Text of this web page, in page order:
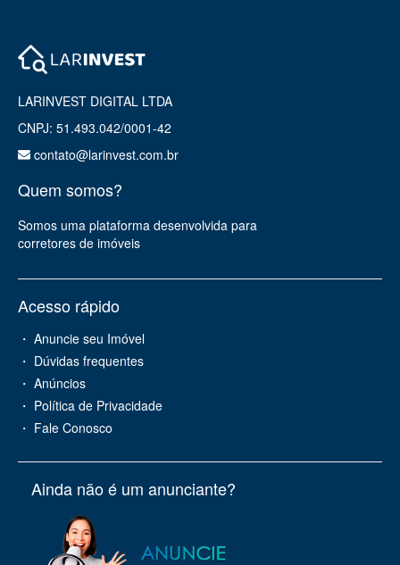
LARINVEST DIGITAL LTDA
CNPJ: 51.493.042/0001-42
contato@larinvest.com.br
Quem somos?
Somos uma plataforma desenvolvida para
corretores de imóveis
Acesso rápido
・ Anuncie seu Imóvel
・ Dúvidas frequentes
・ Anúncios
・ Política de Privacidade
・ Fale Conosco
Ainda não é um anunciante?